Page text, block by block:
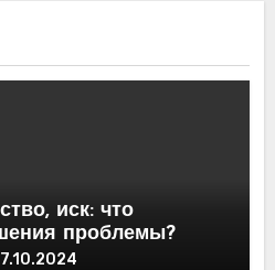
иск: что
проблемы?